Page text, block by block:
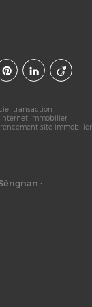
transaction
immobilier
site immobilier
: